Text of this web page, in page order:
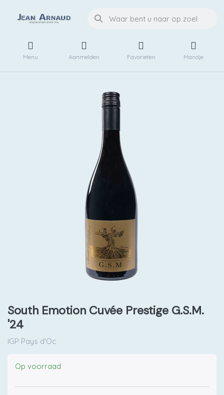
Menu Aanmelden Favorieten Mandje
South Emotion Cuvée Prestige G.S.M.
'24
IGP Pays d'Oc
Op voorraad